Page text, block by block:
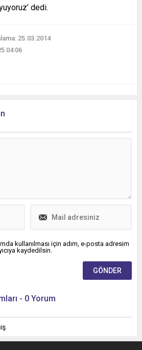
dedi.
25.03.2014
04:06
kullanılması için adım, e-posta adresim
kaydedilsin.
- 0 Yorum